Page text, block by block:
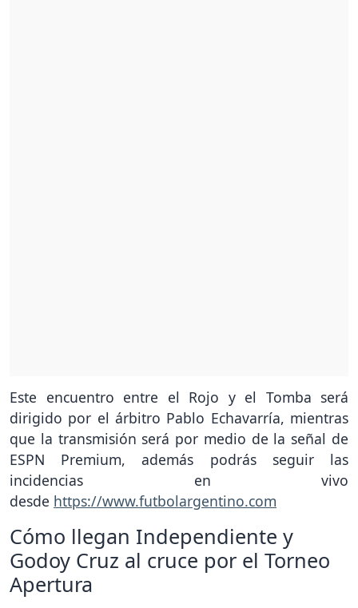
Este encuentro entre el Rojo y el Tomba será
dirigido por el árbitro Pablo Echavarría, mientras
que la transmisión será por medio de la señal de
ESPN Premium, además podrás seguir las
incidencias en vivo
desde https://www.futbolargentino.com
Cómo llegan Independiente y
Godoy Cruz al cruce por el Torneo
Apertura